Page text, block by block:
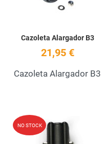
Cazoleta Alargador B3
21,95 €
Cazoleta Alargador B3
NO STOCK